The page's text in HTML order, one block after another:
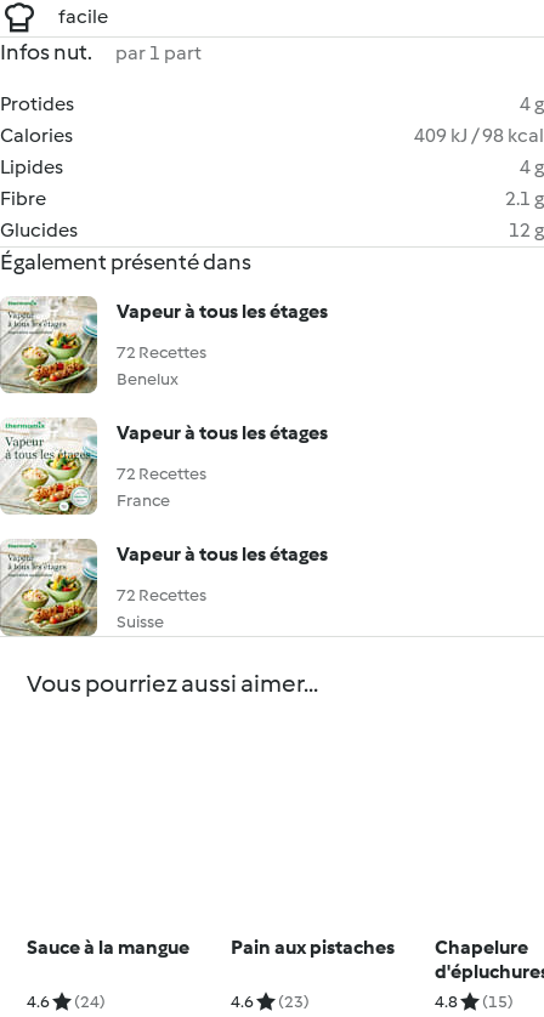
facile
Infos nut. par 1 part
Protides
4 g
Calories
409 kJ / 98 kcal
Lipides
4 g
Fibre
2.1 g
Glucides
12 g
Également présenté dans
Vapeur à tous les étages
72 Recettes
Benelux
Vapeur à tous les étages
72 Recettes
France
Vapeur à tous les étages
72 Recettes
Suisse
Vous pourriez aussi aimer...
Sauce à la mangue
4.6 (24)
Pain aux pistaches
4.6 (23)
Chapelure
légumes
4.8 (15)